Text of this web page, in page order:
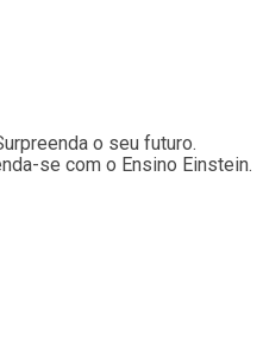
o seu futuro.
se com o Ensino Einstein.